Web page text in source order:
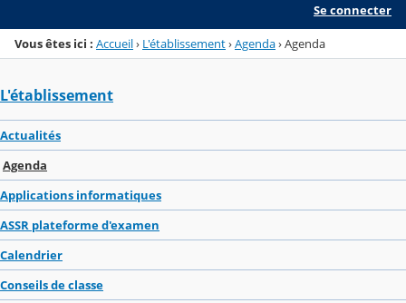
Se connecter
Vous êtes ici : Accueil› L'établissement›Agenda›Agenda
L'établissement
Actualités
Agenda
Applications informatiques
ASSR plateforme d'examen
Calendrier
Conseils de classe